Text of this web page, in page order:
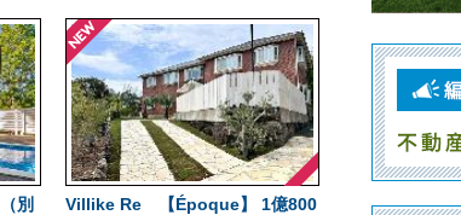
別
Villike Re 【Époque】 1億800